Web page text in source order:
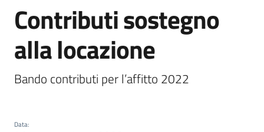
Amministrazione
Novità
Menu selezionato
Servizi
il
Salta al contenuto
Contributi sostegno
alla locazione
Bando contributi per l’affitto 2022
Data: